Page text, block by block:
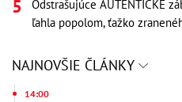
Odstrašujúce AUTENTICKÉ
ľahla popolom, ťažko
NAJNOVŠIE ČLÁNKY
14:00